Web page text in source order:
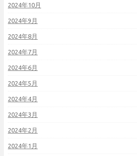
2024年10月
2024年9月
2024年8月
2024年7月
2024年6月
2024年5月
2024年4月
2024年3月
2024年2月
2024年1月